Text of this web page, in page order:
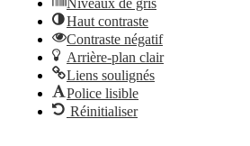
Haut contraste
Contraste négatif
Arrière-plan clair
Liens soulignés
Police lisible
Réinitialiser